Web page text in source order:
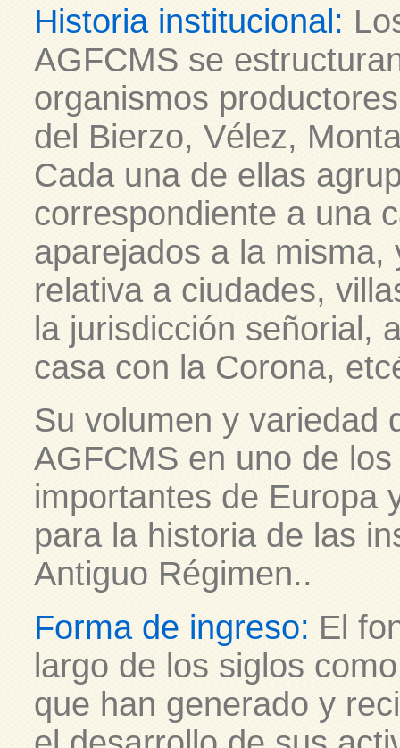
Historia institucional:
AGFCMS se
organismos
del Bierzo, Vélez,
Cada una de ellas
correspondiente a una
aparejados a la
relativa a ciudades,
la jurisdicción señorial,
casa con la Corona,
Su volumen y variedad
AGFCMS en uno de
importantes de Europa
para la historia de las
Antiguo Régimen..
Forma de ingreso: El
largo de los siglos
que han generado y